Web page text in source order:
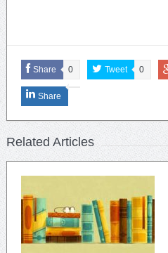
Share 0 Tweet 0
Share
Related Articles